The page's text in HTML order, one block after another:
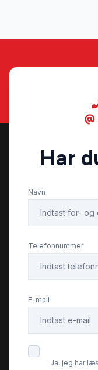
mørktonede
Regnsensor
stofindtræk
sædevarme
udvendig
Har
Navn
Telefonnummer
E-mail
Ja, jeg har